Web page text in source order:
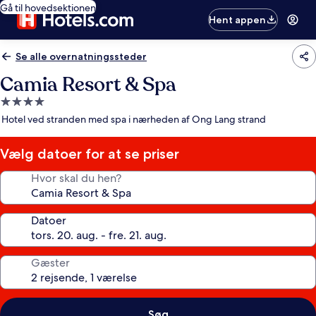
Gå til hovedsektionen
Hent appen
Se alle overnatningssteder
Camia Resort & Spa
4.0-
stjernet
Hotel ved stranden med spa i nærheden af Ong Lang strand
Vælg datoer for at se priser
Hvor skal du hen?
Datoer
Gæster